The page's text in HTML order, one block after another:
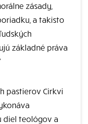
zásady,
a takisto
základné práva
pastierov Cirkvi
diel teológov a